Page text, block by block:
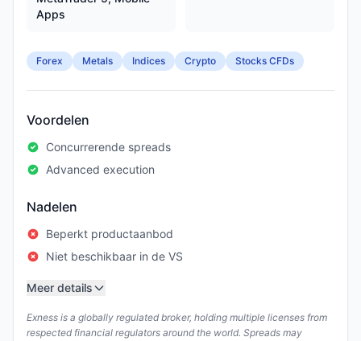
Apps
Forex Metals Indices Crypto Stocks CFDs
Voordelen
Concurrerende spreads
Advanced execution
Nadelen
Beperkt productaanbod
Niet beschikbaar in de VS
Meer details
Exness is a globally regulated broker, holding multiple licenses from
respected financial regulators around the world. Spreads may